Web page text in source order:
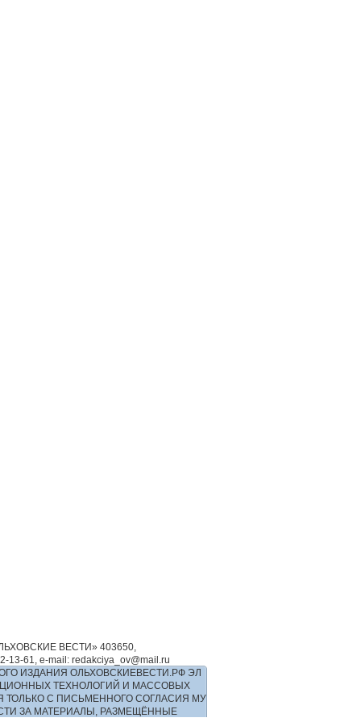
ВЕСТИ» 403650,
61, e-mail: redakciya_ov@mail.ru
ИЗДАНИЯ ОЛЬХОВСКИЕВЕСТИ.РФ ЭЛ
ТЕХНОЛОГИЙ И МАССОВЫХ
С ПИСЬМЕННОГО СОГЛАСИЯ МУ
ЗА МАТЕРИАЛЫ, РАЗМЕЩЁННЫЕ